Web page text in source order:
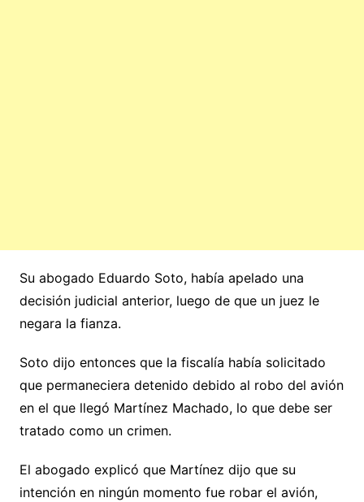
Su abogado Eduardo Soto, había apelado una
decisión judicial anterior, luego de que un juez le
negara la fianza.
Soto dijo entonces que la fiscalía había solicitado
que permaneciera detenido debido al robo del avión
en el que llegó Martínez Machado, lo que debe ser
tratado como un crimen.
El abogado explicó que Martínez dijo que su
intención en ningún momento fue robar el avión,